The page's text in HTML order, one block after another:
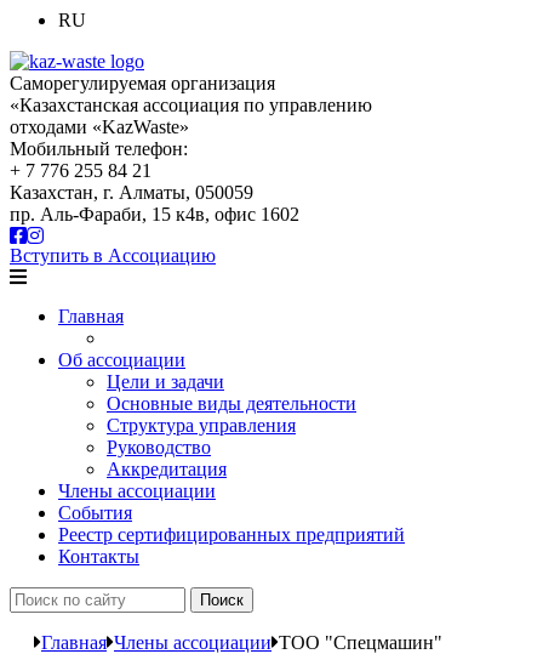
RU
Саморегулируемая организация
«Казахстанская ассоциация по управлению
отходами «KazWaste»
Мобильный телефон:
+ 7 776 255 84 21
Казахстан, г. Алматы, 050059
пр. Аль-Фараби, 15 к4в, офис 1602
Вступить в Ассоциацию
Главная
Об ассоциации
Цели и задачи
Основные виды деятельности
Структура управления
Руководство
Аккредитация
Члены ассоциации
События
Реестр сертифицированных предприятий
Контакты
Главная Члены ассоциации ТОО "Спецмашин"